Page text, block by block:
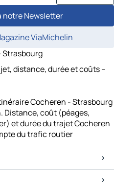
notre Newsletter
ViaMichelin
Strasbourg
distance, durée et coûts –
Cocheren - Strasbourg
Distance, coût (péages,
et durée du trajet Cocheren
du trafic routier